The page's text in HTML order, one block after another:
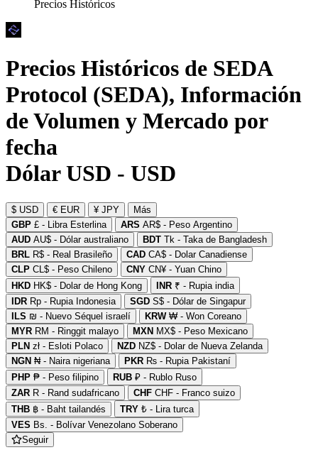
Precios Históricos
Precios Históricos de SEDA
Protocol (SEDA), Información
de Volumen y Mercado por
fecha
Dólar USD - USD
$ USD € EUR ¥ JPY
Más
GBP £ - Libra Esterlina ARS AR$ - Peso Argentino
AUD AU$ - Dólar australiano BDT Tk - Taka de Bangladesh
BRL R$ - Real Brasileño CAD CA$ - Dolar Canadiense
CLP CL$ - Peso Chileno CNY CN¥ - Yuan Chino
HKD HK$ - Dolar de Hong Kong INR ₹ - Rupia india
IDR Rp - Rupia Indonesia SGD S$ - Dólar de Singapur
ILS ₪ - Nuevo Séquel israelí KRW₩ - Won Coreano
MYR RM - Ringgit malayo MXN MX$ - Peso Mexicano
PLN zł - Esloti Polaco NZD NZ$ - Dolar de Nueva Zelanda
NGN ₦ - Naira nigeriana PKR ₨ - Rupia Pakistaní
PHP ₱ - Peso filipino RUB ₽ - Rublo Ruso
ZAR R - Rand sudafricano CHF CHF - Franco suizo
THB ฿ - Baht tailandés TRY ₺ - Lira turca
VES Bs. - Bolívar Venezolano Soberano
Seguir